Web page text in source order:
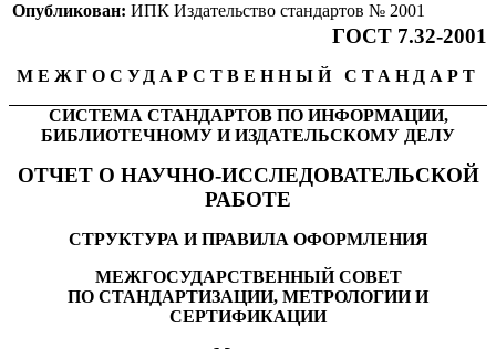
Опубликован: ИПК Издательство стандартов № 2001
ГОСТ 7.32-2001
МЕЖГОСУДАРСТВЕННЫЙ СТАНДАРТ
СИСТЕМА СТАНДАРТОВ ПО ИНФОРМАЦИИ,
БИБЛИОТЕЧНОМУ И ИЗДАТЕЛЬСКОМУ ДЕЛУ
ОТЧЕТ О НАУЧНО-ИССЛЕДОВАТЕЛЬСКОЙ
РАБОТЕ
СТРУКТУРА И ПРАВИЛА ОФОРМЛЕНИЯ
МЕЖГОСУДАРСТВЕННЫЙ СОВЕТ
ПО СТАНДАРТИЗАЦИИ, МЕТРОЛОГИИ И
СЕРТИФИКАЦИИ